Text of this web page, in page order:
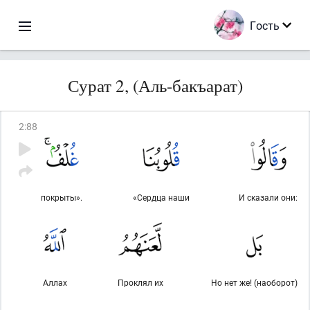
Гость
Сурат 2, (Аль-бакъарат)
2:88
И сказали они:
«Сердца наши
покрыты».
Но нет же! (наоборот)
Проклял их
Аллах